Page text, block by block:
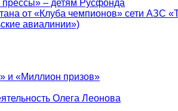
– детям Русфонда
от «Клуба чемпионов» сети АЗС
авиалинии»)
и «Миллион призов»
Олега Леонова